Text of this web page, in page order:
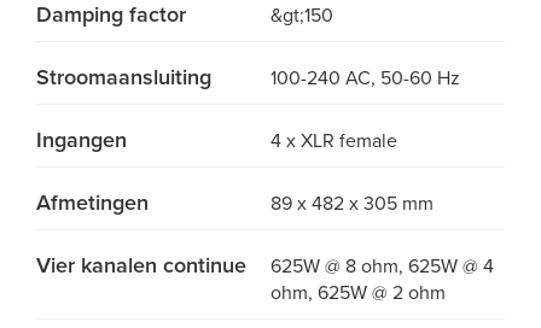
Damping factor &gt;150
Stroomaansluiting 100-240 AC, 50-60 Hz
Ingangen 4 x XLR female
Afmetingen 89 x 482 x 305 mm
Vier kanalen continue
625W @ 8 ohm, 625W @ 4
ohm, 625W @ 2 ohm